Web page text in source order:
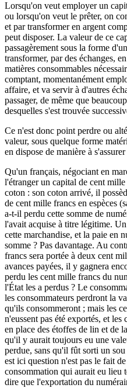
Lorsqu'on veut employer un
ou lorsqu'on veut le prêter, on
et par transformer en argent
peut disposer. La valeur de ce
passagèrement sous la forme
transformer, par des échanges,
matières consommables
comptant, momentanément
affaire, et va servir à d'autres
passager, de même que
desquelles s'est trouvée
Ce n'est donc point perdre ou
valeur, sous quelque forme
en dispose de manière à
Qu'un français, négociant en
l'étranger un capital de cent
coton : son coton arrivé, il
de cent mille francs en espèces
a-t-il perdu cette somme de
l'avait acquise à titre légitime.
cette marchandise, et la paie en
somme ? Pas davantage. Au
francs sera portée à deux cent
avances payées, il y gagnera
perdu les cent mille francs du
l'État les a perdus ? Le
les consommateurs perdront la
qu'ils consommeront ; mais les
n'eussent pas été exportés, et
en place des étoffes de lin et de
qu'il y aurait toujours eu une
perdue, sans qu'il fût sorti un
est ici question n'est pas le fait
consommation qui aurait eu lieu
dire que l'exportation du